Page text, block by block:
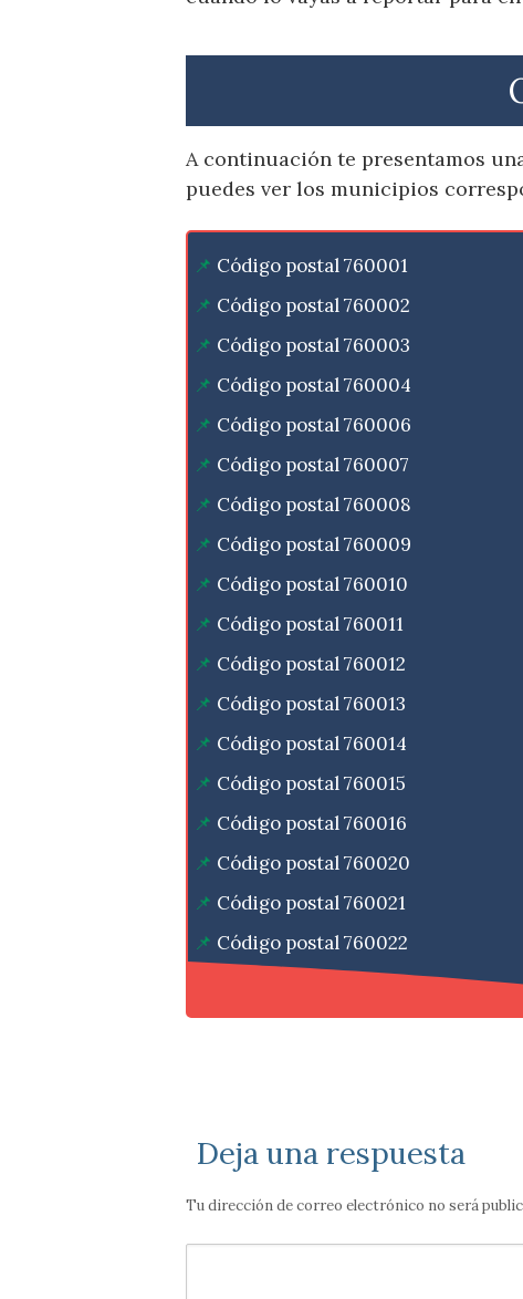
A continuación te presentamos
puedes ver los municipios
Código postal 760001
Código postal 760002
Código postal 760003
Código postal 760004
Código postal 760006
Código postal 760007
Código postal 760008
Código postal 760009
Código postal 760010
Código postal 760011
Código postal 760012
Código postal 760013
Código postal 760014
Código postal 760015
Código postal 760016
Código postal 760020
Código postal 760021
Código postal 760022
Código postal 760023
Deja una respuesta
Tu dirección de correo electrónico no será